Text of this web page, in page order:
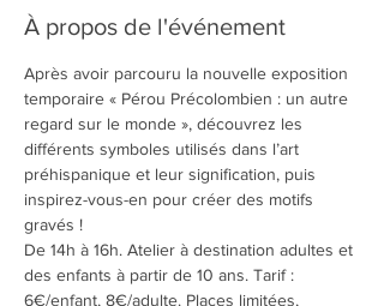
À propos de l'événement
Après avoir parcouru la nouvelle exposition
temporaire « Pérou Précolombien : un autre
regard sur le monde », découvrez les
différents symboles utilisés dans l’art
préhispanique et leur signification, puis
inspirez-vous-en pour créer des motifs
gravés !
De 14h à 16h. Atelier à destination adultes et
des enfants à partir de 10 ans. Tarif :
6€/enfant, 8€/adulte. Places limitées,